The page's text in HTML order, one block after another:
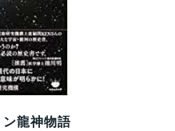
龍神物語